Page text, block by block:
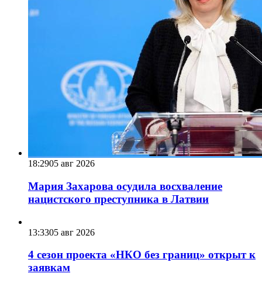
18:2905 авг 2026
Мария Захарова осудила восхваление
нацистского преступника в Латвии
13:3305 авг 2026
4 сезон проекта «НКО без границ» открыт к
заявкам